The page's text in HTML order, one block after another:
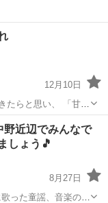
12月10日
らと思い、 「甘い
甘いものが大好
野近辺でみんなで
しょう🎵
8月27日